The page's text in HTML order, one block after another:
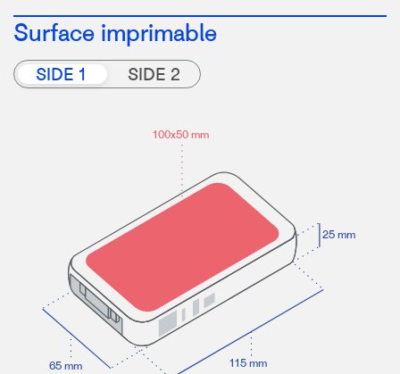
Surface imprimable
SIDE 1 SIDE 2
115 mm
25 mm
65 mm
100x50 mm